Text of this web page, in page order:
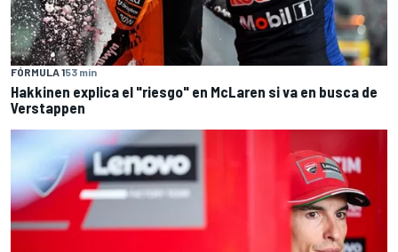
FÓRMULA 153 min
Hakkinen explica el "riesgo" en McLaren si va en busca de
Verstappen